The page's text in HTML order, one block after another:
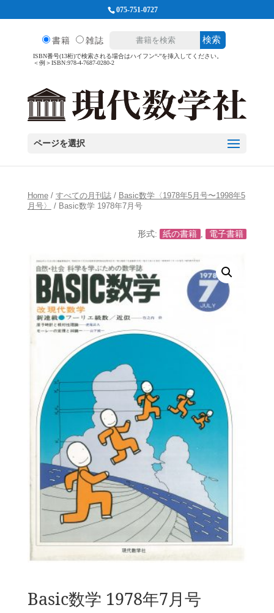
075-751-0727
書籍 雑誌 検索
ISBN番号(13桁)で検索される場合はハイフン“-”を挿入してください。
＜例＞ISBN:978-4-7687-0280-2
ページを選択
Home/ すべての月刊誌/ Basic数学〈1978年5月号〜1998年5
月号〉
/ Basic数学 1978年7月号
Basic数学 1978年7月号
形式: 紙の書籍 , 電子書籍